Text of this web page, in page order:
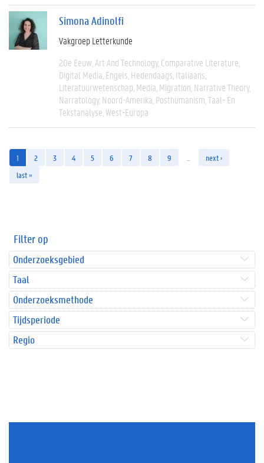
Simona Adinolfi
Vakgroep Letterkunde
20e Eeuw Art And Technology Comparative Literature
Digital Media Engels Hedendaags Italiaans
Literatuurwetenschap Media Migration Narrative Theory
Narratology Noord-Amerika Posthumanism Taal- En
Tekstanalyse West-Europa
1 2 3 4 5 6 7 8 9
next ›
last »
Filter op
Onderzoeksgebied
Taal
Onderzoeksmethode
Tijdsperiode
Regio